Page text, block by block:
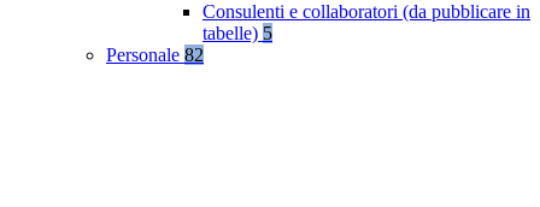
Consulenti e collaboratori (da pubblicare in
tabelle) 5
Personale 82